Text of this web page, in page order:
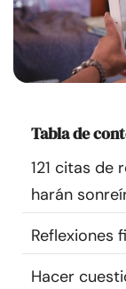
Cursos
Recursos
Comunidad
Encuentra un
Idioma
Tabla de
121 citas de
harán
Reflexiones
Hacer